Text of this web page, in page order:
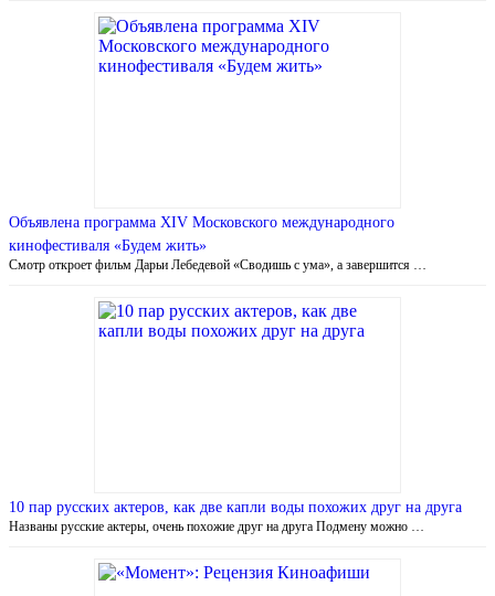
Объявлена программа XIV Московского международного
кинофестиваля «Будем жить»
Смотр откроет фильм Дарьи Лебедевой «Сводишь с ума», а завершится …
10 пар русских актеров, как две капли воды похожих друг на друга
Названы русские актеры, очень похожие друг на друга Подмену можно …